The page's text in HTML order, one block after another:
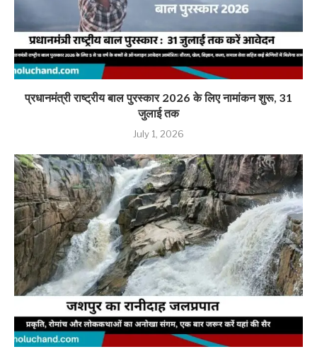
प्रधानमंत्री राष्ट्रीय बाल पुरस्कार 2026 के लिए नामांकन शुरू, 31
जुलाई तक
July 1, 2026